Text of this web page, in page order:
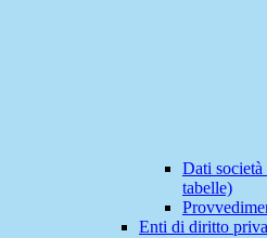
Dati società
tabelle)
Enti di diritto